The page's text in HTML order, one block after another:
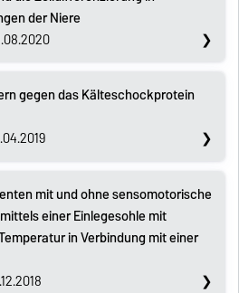
der Niere
gegen das Kälteschockprotein
mit und ohne sensomotorische
einer Einlegesohle mit
in Verbindung mit einer